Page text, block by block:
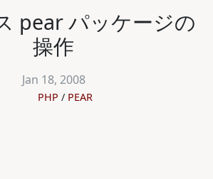
pear パッケージの
操作
Jan 18, 2008
PHP PEAR